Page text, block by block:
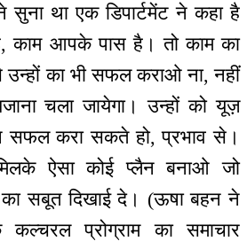
सुना था एक डिपार्टमेंट ने कहा है
काम आपके पास है। तो काम का
का भी सफल कराओ ना, नहीं
चला जायेगा। उन्हों को यूज़
करा सकते हो, प्रभाव से।
ऐसा कोई प्लैन बनाओ जो
का सबूत दिखाई दे। (ऊषा बहन ने
कल्चरल प्रोग्राम का समाचार